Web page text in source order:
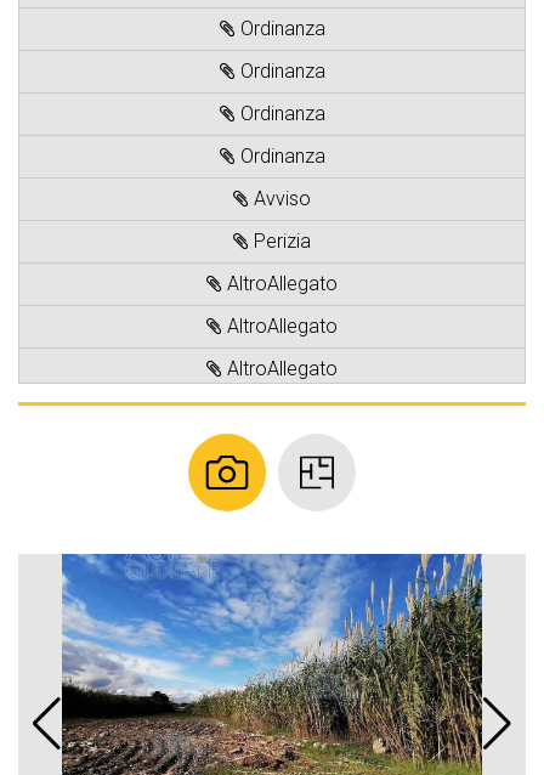
Ordinanza
Ordinanza
Ordinanza
Ordinanza
Avviso
Perizia
AltroAllegato
AltroAllegato
AltroAllegato